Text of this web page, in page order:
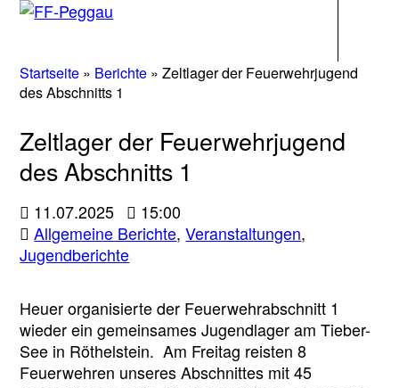
Startseite » Berichte »Zeltlager der Feuerwehrjugend
des Abschnitts 1
Zeltlager der Feuerwehrjugend
des Abschnitts 1
11.07.2025
15:00
Allgemeine Berichte,Veranstaltungen,
Jugendberichte
Heuer organisierte der Feuerwehrabschnitt 1
wieder ein gemeinsames Jugendlager am Tieber-
See in Röthelstein. Am Freitag reisten 8
Feuerwehren unseres Abschnittes mit 45